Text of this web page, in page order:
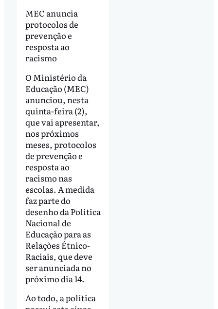
MEC anuncia
protocolos de
prevenção e
resposta ao
racismo
O Ministério da
Educação (MEC)
anunciou, nesta
quinta-feira (2),
que vai apresentar,
nos próximos
meses, protocolos
de prevenção e
resposta ao
racismo nas
escolas. A medida
faz parte do
desenho da Política
Nacional de
Educação para as
Relações Étnico-
Raciais, que deve
ser anunciada no
próximo dia 14.
Ao todo, a política